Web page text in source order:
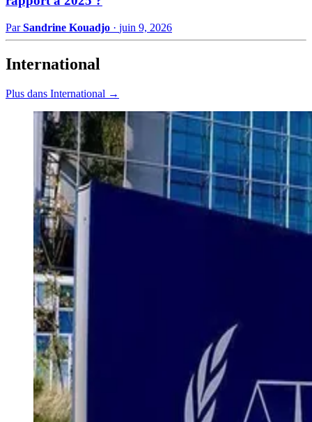
ParSandrine Kouadjo · juin 9, 2026
International
Plus dans International →